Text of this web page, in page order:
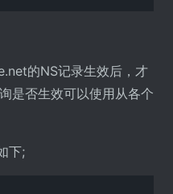
的NS记录生效后，才
是否生效可以使用从各个
下;